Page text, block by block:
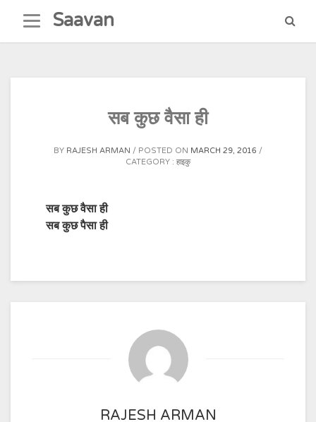
content
Saavan
सब कुछ वैसा ही
BY RAJESH ARMAN POSTED ON MARCH 29, 2016
CATEGORY : हाइकु
सब कुछ वैसा ही
सब कुछ पैसा ही
RAJESH ARMAN